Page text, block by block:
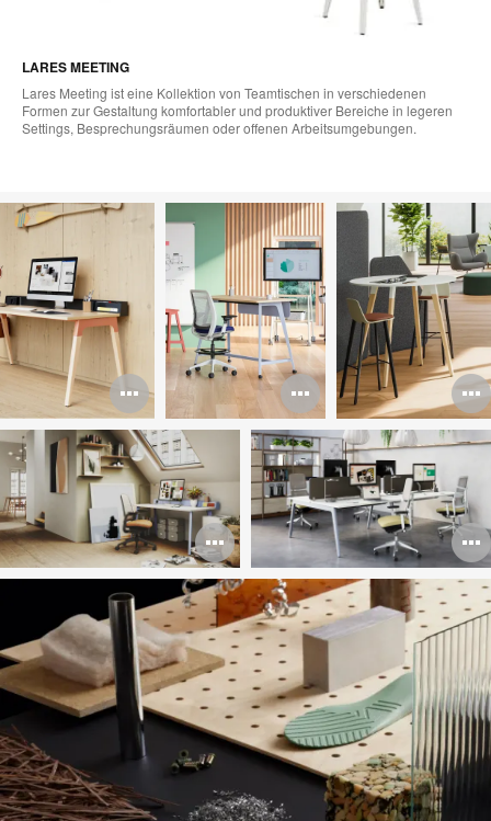
LARES MEETING
Lares Meeting ist eine Kollektion von Teamtischen in verschiedenen
Formen zur Gestaltung komfortabler und produktiver Bereiche in legeren
Settings, Besprechungsräumen oder offenen Arbeitsumgebungen.
Bildbeschreibung
öffnen
öffnen
öffnen